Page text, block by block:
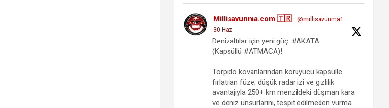
Millisavunma.com 🇹🇷 @millisavunma1
·
30 Haz
Denizaltılar için yeni güç: #AKATA
(Kapsüllü #ATMACA)!
Torpido kovanlarından koruyucu kapsülle
fırlatılan füze; düşük radar izi ve gizlilik
avantajıyla 250+ km menzildeki düşman kara
ve deniz unsurlarını, tespit edilmeden vurma